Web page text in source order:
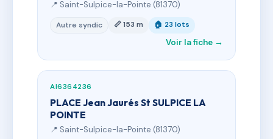
📍 Saint-Sulpice-la-Pointe (81370)
Autre syndic 📏 153 m 🏠 23 lots
Voir la fiche →
AI6364236
PLACE Jean Jaurés St SULPICE LA
POINTE
📍 Saint-Sulpice-la-Pointe (81370)